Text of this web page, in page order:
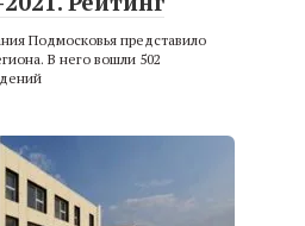
Подмосковья представило
В него вошли 502